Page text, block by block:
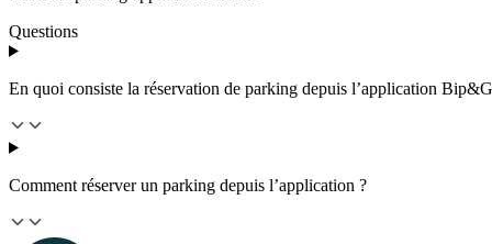
Questions
En quoi consiste la réservation de parking depuis l’application
Comment réserver un parking depuis l’application ?